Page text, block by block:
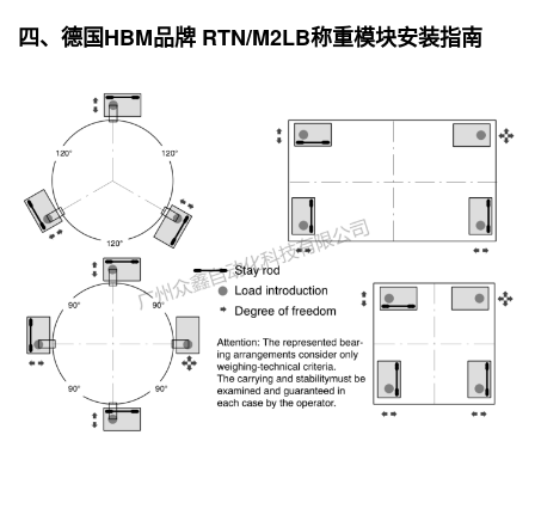
四、德国HBM品牌 RTN/M2LB称重模块安装指南